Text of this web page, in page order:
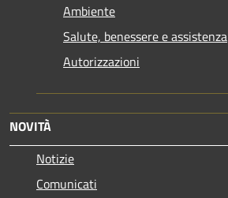
Ambiente
Salute, benessere e assistenza
Autorizzazioni
NOVITÀ
Notizie
Comunicati